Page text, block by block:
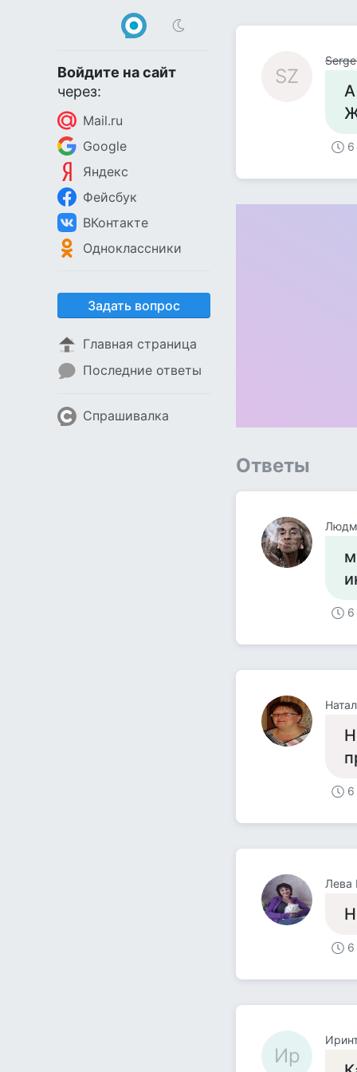
Войдите на сайт
через:
Mail.ru
Google
Яндекс
Фейсбук
ВКонтакте
Одноклассники
Задать вопрос
Главная страница
Последние ответы
Спрашивалка
SZ
А
6
Ответы
6
6
Лева
6
Ир